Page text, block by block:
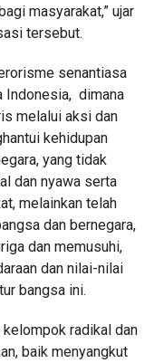
masyarakat,” ujar
tersebut.
senantiasa
Indonesia, dimana
melalui aksi dan
kehidupan
yang tidak
dan nyawa serta
melainkan telah
dan bernegara,
dan memusuhi,
dan nilai-nilai
bangsa ini.
radikal dan
baik menyangkut